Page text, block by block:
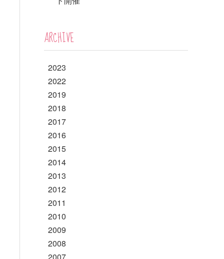
ARCHIVE
2023
2022
2019
2018
2017
2016
2015
2014
2013
2012
2011
2010
2009
2008
2007